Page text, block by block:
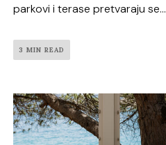
parkovi i terase pretvaraju se...
3 MIN READ